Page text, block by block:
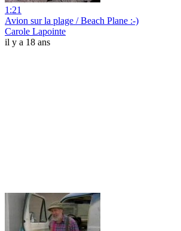
1:21
Avion sur la plage / Beach Plane :-)
Carole Lapointe
il y a 18 ans